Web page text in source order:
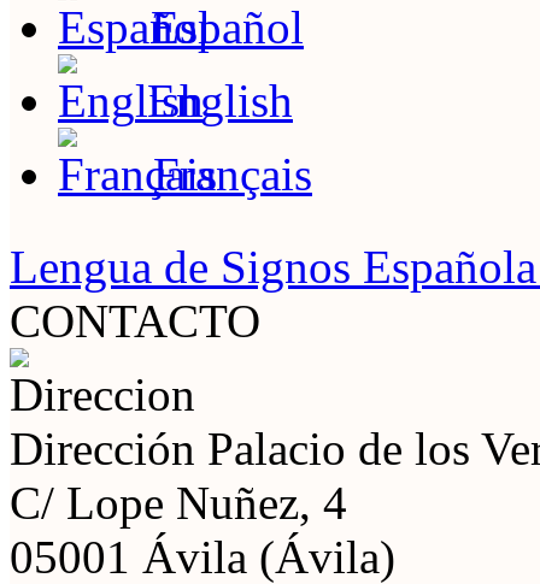
Español
English
Français
Lengua de Signos
CONTACTO
Dirección Palacio de los
C/ Lope Nuñez, 4
05001 Ávila (Ávila)